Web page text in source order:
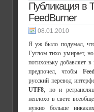
Публикация в
FeedBurner
08.01.2010
Я уж было подумал,
Гуглом тихо умирает,
потихоньку добавляет
предпочел, чтобы
русский перевод
UTF8, но и
неплохо в свете
нужно больше